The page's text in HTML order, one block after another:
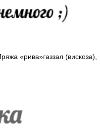
«рива»газзал (вискоза),